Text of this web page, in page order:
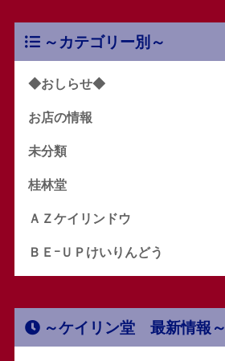
～カテゴリー別～
◆おしらせ◆
お店の情報
未分類
桂林堂
ＡＺケイリンドウ
ＢＥｰＵＰけいりんどう
～ケイリン堂 最新情報～